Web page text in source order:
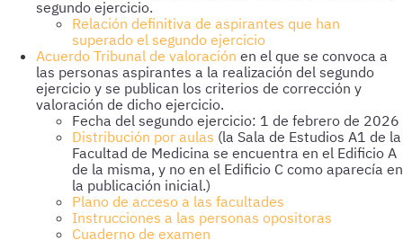
segundo ejercicio.
Relación definitiva de aspirantes que han
superado el segundo ejercicio
Acuerdo Tribunal de valoración en el que se convoca a
las personas aspirantes a la realización del segundo
ejercicio y se publican los criterios de corrección y
valoración de dicho ejercicio.
Fecha del segundo ejercicio: 1 de febrero de 2026
Distribución por aulas (la Sala de Estudios A1 de la
Facultad de Medicina se encuentra en el Edificio A
de la misma, y no en el Edificio C como aparecía en
la publicación inicial.)
Plano de acceso a las facultades
Instrucciones a las personas opositoras
Cuaderno de examen